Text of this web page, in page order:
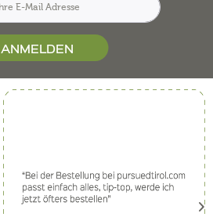
ANMELDEN